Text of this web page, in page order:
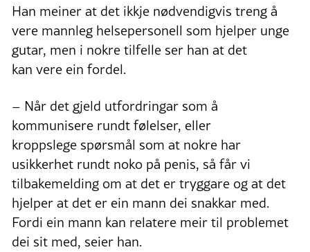
Han meiner at det ikkje nødvendigvis treng å
vere mannleg helsepersonell som hjelper unge
gutar, men i nokre tilfelle ser han at det
kan vere ein fordel.
– Når det gjeld utfordringar som å
kommunisere rundt følelser, eller
kroppslege spørsmål som at nokre har
usikkerhet rundt noko på penis, så får vi
tilbakemelding om at det er tryggare og at det
hjelper at det er ein mann dei snakkar med.
Fordi ein mann kan relatere meir til problemet
dei sit med, seier han.